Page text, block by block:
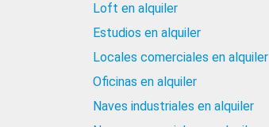
Loft en alquiler
Estudios en alquiler
Locales comerciales en alquiler
Oficinas en alquiler
Naves industriales en alquiler